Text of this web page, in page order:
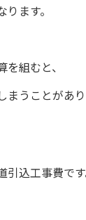
ります。
を組むと、
まうことがあ
引込工事費です